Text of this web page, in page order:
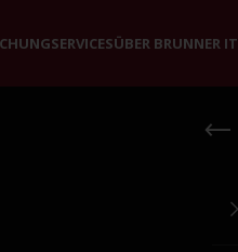
SERVICESÜBER BRUNNER IT